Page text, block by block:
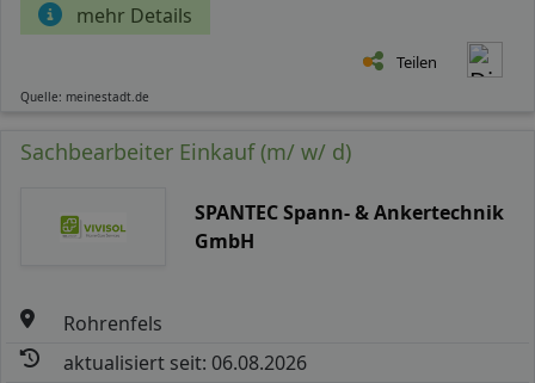
mehr Details
Teilen
Quelle: meinestadt.de
Sachbearbeiter Einkauf (m/ w/ d)
SPANTEC Spann- & Ankertechnik
GmbH
Rohrenfels
aktualisiert seit: 06.08.2026